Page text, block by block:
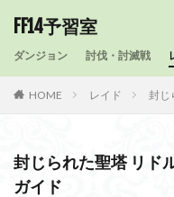
FF14予習室
ダンジョン 討伐・討滅戦
HOME レイド 封じ
封じられた聖塔 リド
ガイド